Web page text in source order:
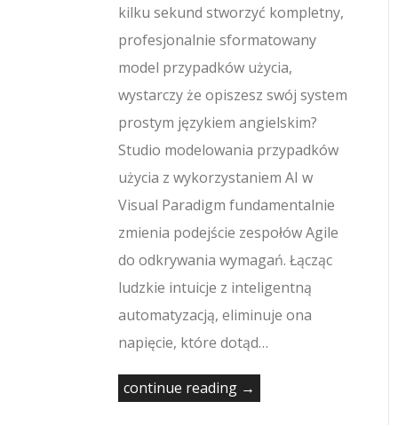
kilku sekund stworzyć kompletny,
profesjonalnie sformatowany
model przypadków użycia,
wystarczy że opiszesz swój system
prostym językiem angielskim?
Studio modelowania przypadków
użycia z wykorzystaniem AI w
Visual Paradigm fundamentalnie
zmienia podejście zespołów Agile
do odkrywania wymagań. Łącząc
ludzkie intuicje z inteligentną
automatyzacją, eliminuje ona
napięcie, które dotąd…
continue reading →